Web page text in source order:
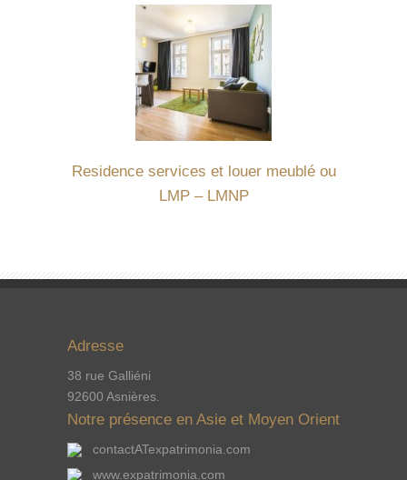
Residence services et louer meublé ou
LMP – LMNP
Adresse
38 rue Galliéni
92600 Asnières.
Notre présence en Asie et Moyen Orient
contactATexpatrimonia.com
www.expatrimonia.com